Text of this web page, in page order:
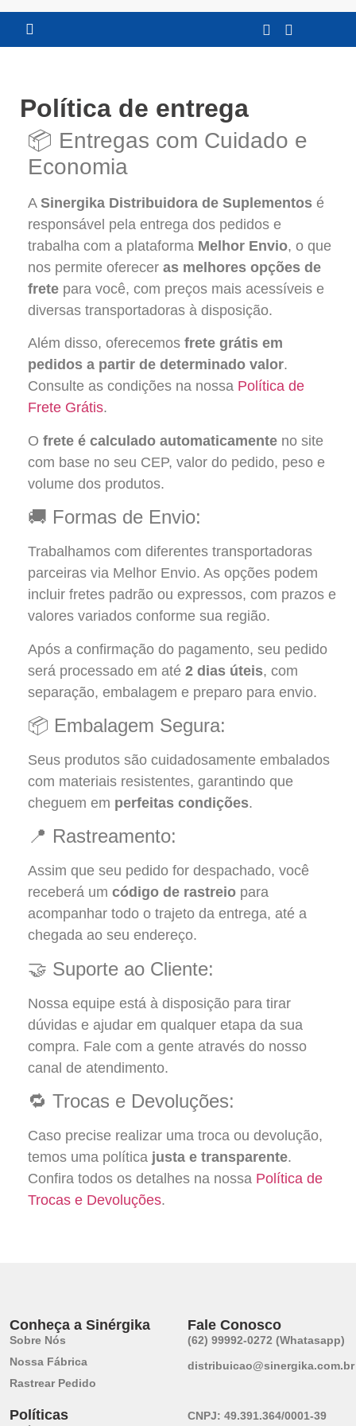
Política de entrega
📦 Entregas com Cuidado e
Economia
A Sinergika Distribuidora de Suplementos é
responsável pela entrega dos pedidos e
trabalha com a plataforma Melhor Envio, o que
nos permite oferecer as melhores opções de
frete para você, com preços mais acessíveis e
diversas transportadoras à disposição.
Além disso, oferecemos frete grátis em
pedidos a partir de determinado valor.
Consulte as condições na nossa Política de
Frete Grátis.
O frete é calculado automaticamente no site
com base no seu CEP, valor do pedido, peso e
volume dos produtos.
🚚 Formas de Envio:
Trabalhamos com diferentes transportadoras
parceiras via Melhor Envio. As opções podem
incluir fretes padrão ou expressos, com prazos e
valores variados conforme sua região.
Após a confirmação do pagamento, seu pedido
será processado em até 2 dias úteis, com
separação, embalagem e preparo para envio.
📦 Embalagem Segura:
Seus produtos são cuidadosamente embalados
com materiais resistentes, garantindo que
cheguem em perfeitas condições.
📍 Rastreamento:
Assim que seu pedido for despachado, você
receberá um código de rastreio para
acompanhar todo o trajeto da entrega, até a
chegada ao seu endereço.
🤝 Suporte ao Cliente:
Nossa equipe está à disposição para tirar
dúvidas e ajudar em qualquer etapa da sua
compra. Fale com a gente através do nosso
canal de atendimento.
🔁 Trocas e Devoluções:
Caso precise realizar uma troca ou devolução,
temos uma política justa e transparente.
Confira todos os detalhes na nossa Política de
Trocas e Devoluções.
Conheça a Sinérgika
Sobre Nós
Nossa Fábrica
Rastrear Pedido
Fale Conosco
(62) 99992-0272 (Whatasapp)
distribuicao@sinergika.com.br
Políticas CNPJ: 49.391.364/0001-39